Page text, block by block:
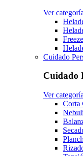
Ver categoría
Cuidado
Cuidado
Ver categoría
Corta